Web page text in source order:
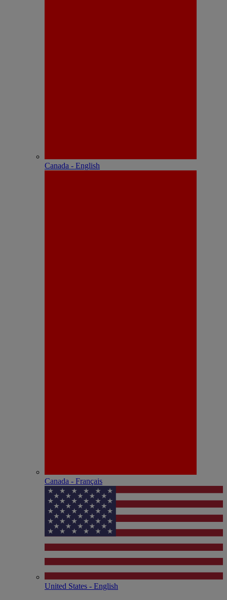
Canada - English
Canada - Français
United States - English